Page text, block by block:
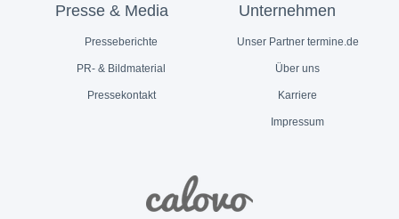
Presse & Media
Presseberichte
PR- & Bildmaterial
Pressekontakt
Unternehmen
Unser Partner termine.de
Über uns
Karriere
Impressum